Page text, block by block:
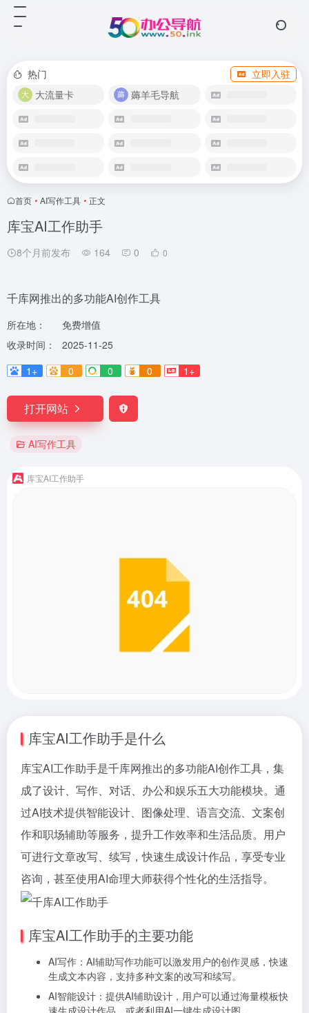
热门
立即入驻
大流量卡
薅羊毛导航
首页 • AI写作工具 • 正文
库宝AI工作助手
8个月前发布 164 0 0
千库网推出的多功能AI创作工具
所在地：
免费增值
收录时间：
2025-11-25
1+
0 0 0 1+
打开网站
AI写作工具
库宝AI工作助手
库宝AI工作助手是什么
库宝AI工作助手是千库网推出的多功能AI创作工具，集
成了设计、写作、对话、办公和娱乐五大功能模块。通
过AI技术提供智能设计、图像处理、语言交流、文案创
作和职场辅助等服务，提升工作效率和生活品质。用户
可进行文章改写、续写，快速生成设计作品，享受专业
咨询，甚至使用AI命理大师获得个性化的生活指导。
库宝AI工作助手的主要功能
AI写作：AI辅助写作功能可以激发用户的创作灵感，快速
生成文本内容，支持多种文案的改写和续写。
AI智能设计：提供AI辅助设计，用户可以通过海量模板快
速生成设计作品，或者利用AI一键生成设计图。